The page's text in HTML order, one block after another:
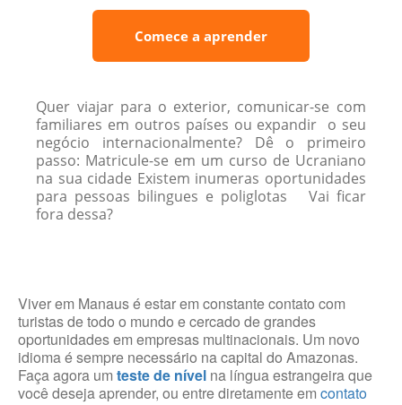
Comece a aprender
Quer viajar para o exterior, comunicar-se com
familiares em outros países ou expandir o seu
negócio internacionalmente? Dê o primeiro
passo: Matricule-se em um curso de Ucraniano
na sua cidade Existem inumeras oportunidades
para pessoas bilingues e poliglotas Vai ficar
fora dessa?
Viver em Manaus é estar em constante contato com
turistas de todo o mundo e cercado de grandes
oportunidades em empresas multinacionais. Um novo
idioma é sempre necessário na capital do Amazonas.
Faça agora um teste de nível na língua estrangeira que
você deseja aprender, ou entre diretamente em contato